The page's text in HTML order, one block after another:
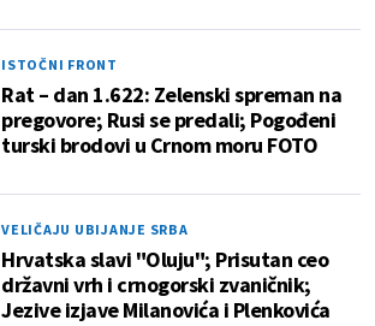
ISTOČNI FRONT
Rat – dan 1.622: Zelenski spreman na
pregovore; Rusi se predali; Pogođeni
turski brodovi u Crnom moru FOTO
VELIČAJU UBIJANJE SRBA
Hrvatska slavi "Oluju"; Prisutan ceo
državni vrh i crnogorski zvaničnik;
Jezive izjave Milanovića i Plenkovića